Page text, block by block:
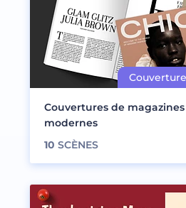
Couvertures de
modernes
10 SCÈNES